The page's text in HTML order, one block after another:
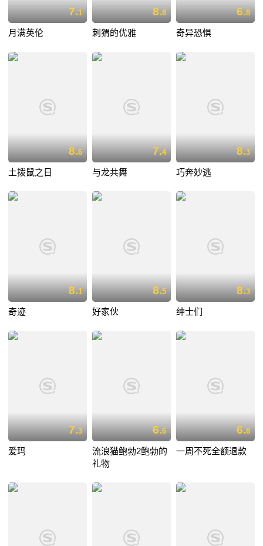
7.1
月满英伦
8.8
刺猬的优雅
6.8
奇异恐惧
8.6
土拨鼠之日
7.4
与龙共舞
8.3
巧奔妙逃
8.1
奇迹
8.5
好家伙
8.3
绅士们
7.3
爱玛
6.6
流浪猫鲍勃2鲍勃的
礼物
6.8
一周不死全额退款